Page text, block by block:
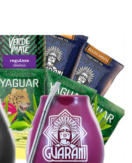
Kezdje 50 g-os
amely szinte teljesen
de csak akkor, ha megtalálod
nincs hiány! A
mate teától kezdve a